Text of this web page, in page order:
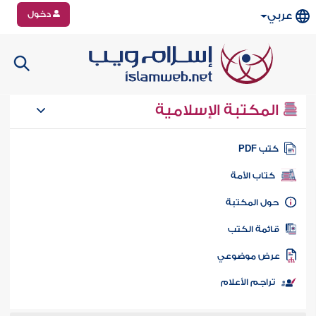
عربي دخول
المكتبة الإسلامية
كتب PDF
كتاب الأمة
المكتبة
الكتب
موضوعي